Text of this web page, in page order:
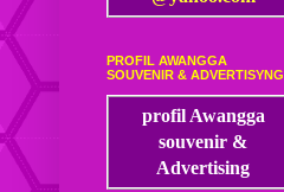
PROFIL AWANGGA
SOUVENIR & ADVERTISYNG
profil Awangga
souvenir &
Advertising